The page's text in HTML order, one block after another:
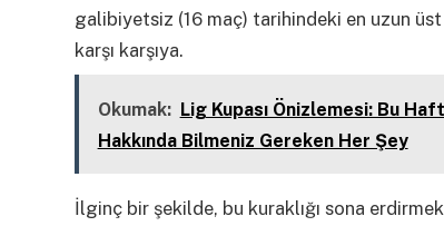
galibiyetsiz (16 maç) tarihindeki en uzun
karşı karşıya.
Okumak: Lig Kupası Önizlemesi: Bu
Hakkında Bilmeniz Gereken Her Şey
İlginç bir şekilde, bu kuraklığı sona